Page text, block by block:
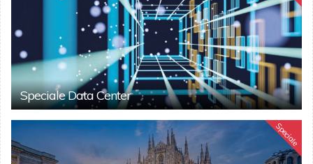
Speciale Data Center
Speciale